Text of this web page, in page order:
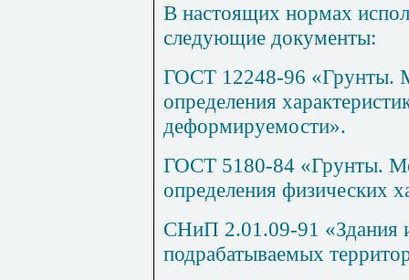
В настоящих нормах
следующие документы:
ГОСТ 12248-96 «Грунты.
определения
деформируемости».
ГОСТ 5180-84 «Грунты.
определения физических
СНиП 2.01.09-91 «Здания
подрабатываемых